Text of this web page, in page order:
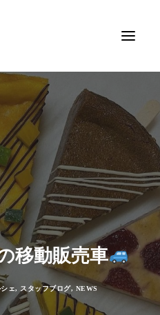
移動販売車
ェ, スタッフブログ, NEWS